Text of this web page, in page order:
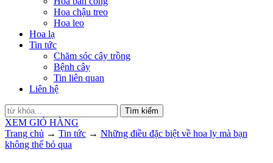
Hoa chậu treo
Hoa leo
Hoa lạ
Tin tức
Chăm sóc cây trồng
Bệnh cây
Tin liên quan
Liên hệ
Tìm kiếm
XEM GIỎ HÀNG
Trang chủ → Tin tức → Những điều đặc biệt về hoa ly mà bạn
không thể bỏ qua